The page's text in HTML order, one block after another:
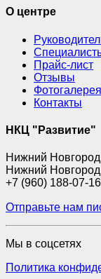
О центре
Прайс-лист
Отзывы
Фотогалерея
Контакты
НКЦ "Развитие"
Нижний
Нижний
+7 (960) 188-07-16
Отправьте нам
Мы в соцсетях
Политика